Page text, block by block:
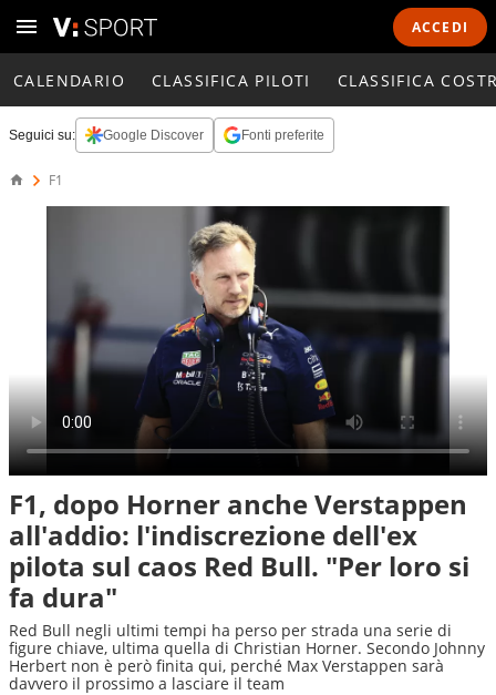
ACCEDI
CALENDARIO CLASSIFICA PILOTI CLASSIFICA
Seguici su: Google Discover Fonti preferite
F1
F1, dopo Horner anche Verstappen
all'addio: l'indiscrezione dell'ex
pilota sul caos Red Bull. "Per loro si
fa dura"
Red Bull negli ultimi tempi ha perso per strada una serie di
figure chiave, ultima quella di Christian Horner. Secondo Johnny
Herbert non è però finita qui, perché Max Verstappen sarà
davvero il prossimo a lasciare il team